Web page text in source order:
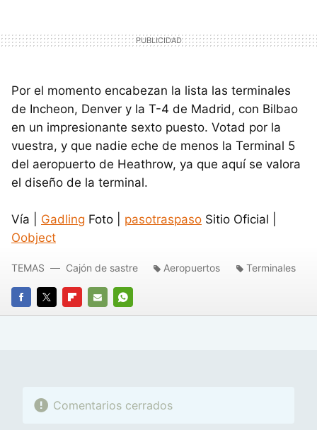
Por el momento encabezan la lista las terminales
de Incheon, Denver y la T-4 de Madrid, con Bilbao
en un impresionante sexto puesto. Votad por la
vuestra, y que nadie eche de menos la Terminal 5
del aeropuerto de Heathrow, ya que aquí se valora
el diseño de la terminal.
Vía | Gadling Foto | pasotraspaso Sitio Oficial |
Oobject
FACEBOOK
TWITTERFLIPBOARD
E-
WHATSAPP
TEMAS Cajón de sastre Aeropuertos Terminales
Comentarios cerrados